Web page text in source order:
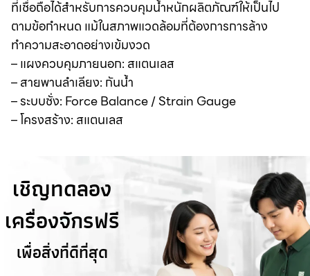
ที่เชื่อถือได้สำหรับการควบคุมน้ำหนักผลิตภัณฑ์ให้เป็นไป
ตามข้อกำหนด แม้ในสภาพแวดล้อมที่ต้องการการล้าง
ทำความสะอาดอย่างเข้มงวด
– แผงควบคุมภายนอก: สแตนเลส
– สายพานลำเลียง: กันน้ำ
– ระบบชั่ง: Force Balance / Strain Gauge
– โครงสร้าง: สแตนเลส
เชิญทดลอง
เครื่องจักรฟรี
เพื่อสิ่งที่ดีที่สุด